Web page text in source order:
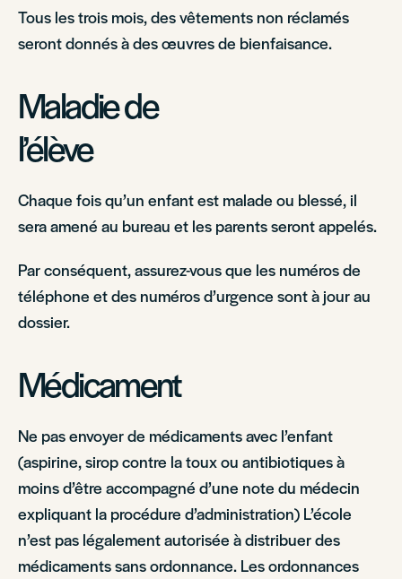
Tous les trois mois, des vêtements non réclamés
seront donnés à des œuvres de bienfaisance.
Maladie de
Chaque fois qu’un enfant est malade ou blessé, il
sera amené au bureau et les parents seront appelés.
Par conséquent, assurez-vous que les numéros de
téléphone et des numéros d’urgence sont à jour au
dossier.
Médicament
Ne pas envoyer de médicaments avec l’enfant
(aspirine, sirop contre la toux ou antibiotiques à
moins d’être accompagné d’une note du médecin
expliquant la procédure d’administration) L’école
n’est pas légalement autorisée à distribuer des
médicaments sans ordonnance. Les ordonnances